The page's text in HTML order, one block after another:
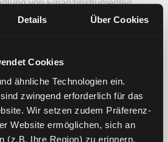
Details Über Cookies
Cookies
ähnliche Technologien ein.
zwingend erforderlich für das
Wir setzen zudem Präferenz-
Website ermöglichen, sich an
(z.B. Ihre Region) zu erinnern.